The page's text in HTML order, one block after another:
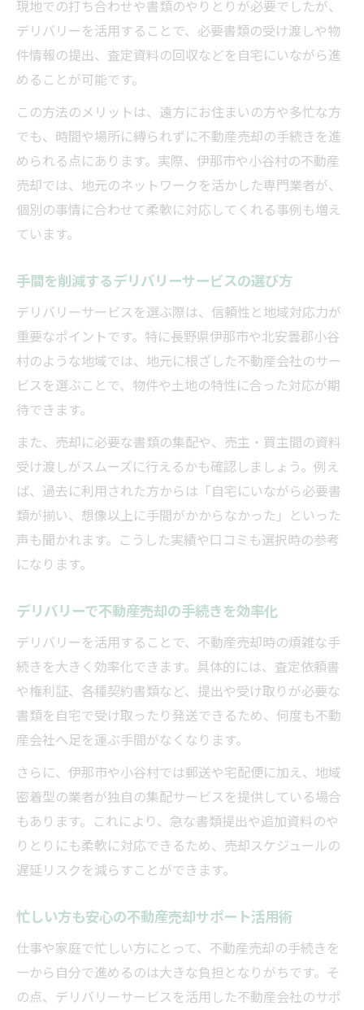
現地での打ち合わせや書類のやりとりが必要でしたが、
デリバリーを活用することで、必要書類の受け渡しや物
件情報の提出、査定資料の回収などを自宅にいながら進
めることが可能です。
この方法のメリットは、遠方にお住まいの方や多忙な方
でも、時間や場所に縛られずに不動産売却の手続きを進
められる点にあります。実際、伊那市や小谷村の不動産
売却では、地元のネットワークを活かした専門業者が、
個別の事情に合わせて柔軟に対応してくれる事例も増え
ています。
手間を削減するデリバリーサービスの選び方
デリバリーサービスを選ぶ際は、信頼性と地域対応力が
重要なポイントです。特に長野県伊那市や北安曇郡小谷
村のような地域では、地元に根ざした不動産会社のサー
ビスを選ぶことで、物件や土地の特性に合った対応が期
待できます。
また、売却に必要な書類の集配や、売主・買主間の資料
受け渡しがスムーズに行えるかも確認しましょう。例え
ば、過去に利用された方からは「自宅にいながら必要書
類が揃い、想像以上に手間がかからなかった」といった
声も聞かれます。こうした実績や口コミも選択時の参考
になります。
デリバリーで不動産売却の手続きを効率化
デリバリーを活用することで、不動産売却時の煩雑な手
続きを大きく効率化できます。具体的には、査定依頼書
や権利証、各種契約書類など、提出や受け取りが必要な
書類を自宅で受け取ったり発送できるため、何度も不動
産会社へ足を運ぶ手間がなくなります。
さらに、伊那市や小谷村では郵送や宅配便に加え、地域
密着型の業者が独自の集配サービスを提供している場合
もあります。これにより、急な書類提出や追加資料のや
りとりにも柔軟に対応できるため、売却スケジュールの
遅延リスクを減らすことができます。
忙しい方も安心の不動産売却サポート活用術
仕事や家庭で忙しい方にとって、不動産売却の手続きを
一から自分で進めるのは大きな負担となりがちです。そ
の点、デリバリーサービスを活用した不動産会社のサポ